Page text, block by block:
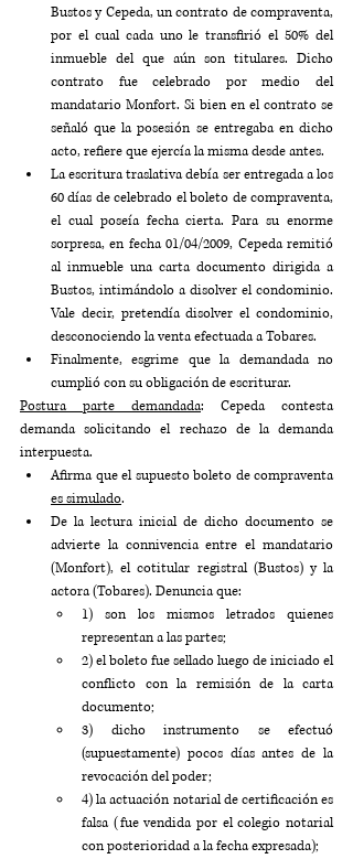
Bustos y Cepeda, un contrato de compraventa,
por el cual cada uno le transfirió el 50% del
inmueble del que aún son titulares. Dicho
contrato fue celebrado por medio del
mandatario Monfort. Si bien en el contrato se
señaló que la posesión se entregaba en dicho
acto, refiere que ejercía la misma desde antes.
La escritura traslativa debía ser entregada a los
60 días de celebrado el boleto de compraventa,
el cual poseía fecha cierta. Para su enorme
sorpresa, en fecha 01/04/2009, Cepeda remitió
al inmueble una carta documento dirigida a
Bustos, intimándolo a disolver el condominio.
Vale decir, pretendía disolver el condominio,
desconociendo la venta efectuada a Tobares.
Finalmente, esgrime que la demandada no
cumplió con su obligación de escriturar.
Postura parte demandada: Cepeda contesta
demanda solicitando el rechazo de la demanda
interpuesta.
Afirma que el supuesto boleto de compraventa
es simulado.
De la lectura inicial de dicho documento se
advierte la connivencia entre el mandatario
(Monfort), el cotitular registral (Bustos) y la
actora (Tobares). Denuncia que:
1) son los mismos letrados quienes
representan a las partes;
2) el boleto fue sellado luego de iniciado el
conflicto con la remisión de la carta
documento;
3) dicho instrumento se efectuó
(supuestamente) pocos días antes de la
revocación del poder;
4) la actuación notarial de certificación es
falsa (fue vendida por el colegio notarial
con posterioridad a la fecha expresada);